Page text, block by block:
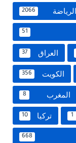
الرياضة 2066
51
العراق 37
الكويت 356
المغرب 8
1 تركيا 10
668